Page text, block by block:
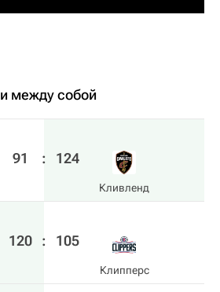
между собой
91 : 124
Кливленд
120 : 105
Клипперс